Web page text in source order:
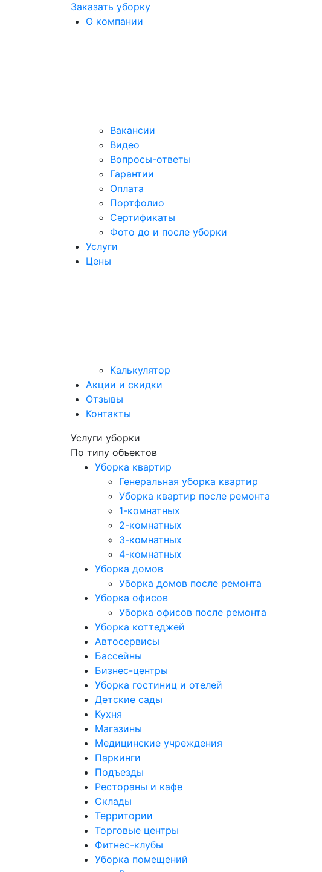
Заказать уборку
О компании
Вакансии
Видео
Вопросы-ответы
Гарантии
Оплата
Портфолио
Сертификаты
Фото до и после уборки
Услуги
Цены
Калькулятор
Акции и скидки
Отзывы
Контакты
Услуги уборки
По типу объектов
Уборка квартир
Генеральная уборка квартир
Уборка квартир после ремонта
1-комнатных
2-комнатных
3-комнатных
4-комнатных
Уборка домов
Уборка домов после ремонта
Уборка офисов
Уборка офисов после ремонта
Уборка коттеджей
Автосервисы
Бассейны
Бизнес-центры
Уборка гостиниц и отелей
Детские сады
Кухня
Магазины
Медицинские учреждения
Паркинги
Подъезды
Рестораны и кафе
Склады
Территории
Торговые центры
Фитнес-клубы
Уборка помещений